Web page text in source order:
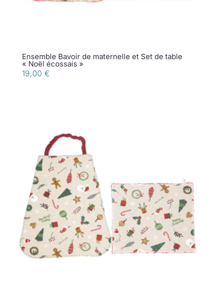
Ensemble Bavoir de maternelle et Set de table
« Noël écossais »
19,00 €